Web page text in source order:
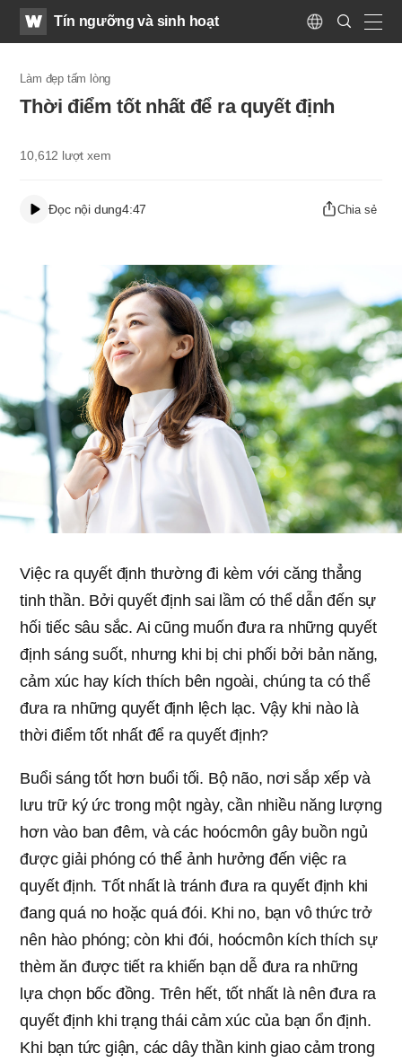
WATVTín ngưỡng và sinh hoạt
Language
Search
Submit
Làm đẹp tấm lòng
Thời điểm tốt nhất để ra quyết định
10,612 lượt xem
Đọc nội dung4:47 Chia sẻ
Việc ra quyết định thường đi kèm với căng thẳng
tinh thần. Bởi quyết định sai lầm có thể dẫn đến sự
hối tiếc sâu sắc. Ai cũng muốn đưa ra những quyết
định sáng suốt, nhưng khi bị chi phối bởi bản năng,
cảm xúc hay kích thích bên ngoài, chúng ta có thể
đưa ra những quyết định lệch lạc. Vậy khi nào là
thời điểm tốt nhất để ra quyết định?
Buổi sáng tốt hơn buổi tối. Bộ não, nơi sắp xếp và
lưu trữ ký ức trong một ngày, cần nhiều năng lượng
hơn vào ban đêm, và các hoócmôn gây buồn ngủ
được giải phóng có thể ảnh hưởng đến việc ra
quyết định. Tốt nhất là tránh đưa ra quyết định khi
đang quá no hoặc quá đói. Khi no, bạn vô thức trở
nên hào phóng; còn khi đói, hoócmôn kích thích sự
thèm ăn được tiết ra khiến bạn dễ đưa ra những
lựa chọn bốc đồng. Trên hết, tốt nhất là nên đưa ra
quyết định khi trạng thái cảm xúc của bạn ổn định.
Khi bạn tức giận, các dây thần kinh giao cảm trong